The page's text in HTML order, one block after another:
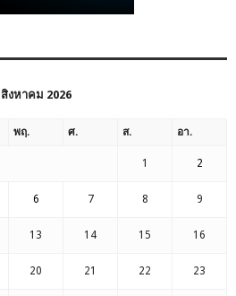
สิงหาคม 2026
พฤ. ศ. ส. อา.
1 2
6 7 8 9
13 14 15 16
20 21 22 23